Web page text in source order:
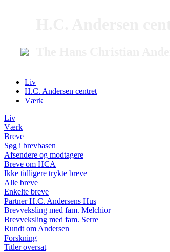
Liv
H.C. Andersen centret
Værk
Liv
Værk
Breve
Søg i brevbasen
Afsendere og modtagere
Breve om HCA
Ikke tidligere trykte breve
Alle breve
Enkelte breve
Partner H.C. Andersens Hus
Brevveksling med fam. Melchior
Brevveksling med fam. Serre
Rundt om Andersen
Forskning
Titler oversat